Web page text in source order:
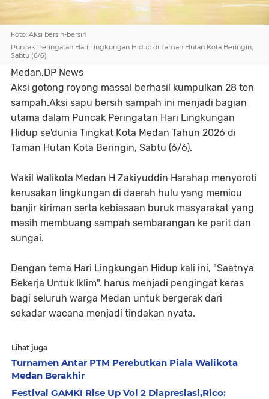
Foto: Aksi bersih-bersih
Puncak Peringatan Hari Lingkungan Hidup di Taman Hutan Kota Beringin,
Sabtu (6/6)
Medan,DP News
Aksi gotong royong massal berhasil kumpulkan 28 ton
sampah.Aksi sapu bersih sampah ini menjadi bagian
utama dalam Puncak Peringatan Hari Lingkungan
Hidup se'dunia Tingkat Kota Medan Tahun 2026 di
Taman Hutan Kota Beringin, Sabtu (6/6).
Wakil Walikota Medan H Zakiyuddin Harahap menyoroti
kerusakan lingkungan di daerah hulu yang memicu
banjir kiriman serta kebiasaan buruk masyarakat yang
masih membuang sampah sembarangan ke parit dan
sungai.
Dengan tema Hari Lingkungan Hidup kali ini, "Saatnya
Bekerja Untuk Iklim", harus menjadi pengingat keras
bagi seluruh warga Medan untuk bergerak dari
sekadar wacana menjadi tindakan nyata.
Lihat juga
Turnamen Antar PTM Perebutkan Piala Walikota
Medan Berakhir
Festival GAMKI Rise Up Vol 2 Diapresiasi,Rico: